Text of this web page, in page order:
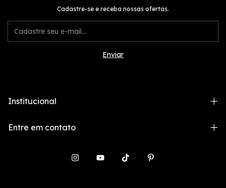
Cadastre-se e receba nossas ofertas.
Institucional
Entre em contato